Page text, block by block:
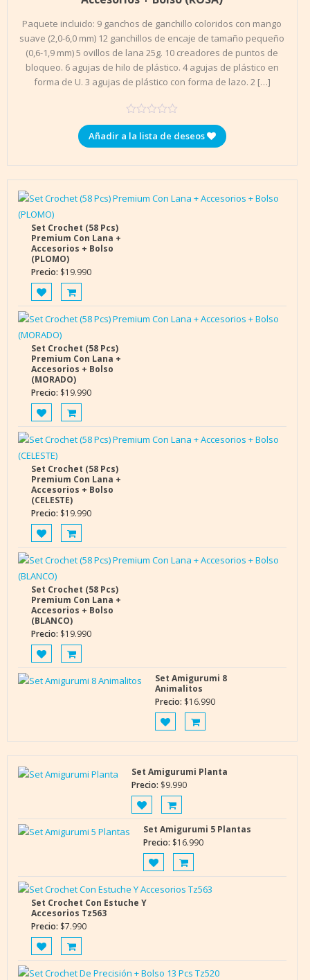
Paquete incluido: 9 ganchos de ganchillo coloridos con mango
suave (2,0-6,0 mm) 12 ganchillos de encaje de tamaño pequeño
(0,6-1,9 mm) 5 ovillos de lana 25g. 10 creadores de puntos de
bloqueo. 6 agujas de hilo de plástico. 4 agujas de plástico en
forma de U. 3 agujas de plástico con forma de lazo. 2 […]
Añadir a la lista de deseos
Set Crochet (58 Pcs)
Premium Con Lana +
Accesorios + Bolso
(PLOMO)
Precio: $19.990
Set Crochet (58 Pcs)
Premium Con Lana +
Accesorios + Bolso
(MORADO)
Precio: $19.990
Set Crochet (58 Pcs)
Premium Con Lana +
Accesorios + Bolso
(CELESTE)
Precio: $19.990
Set Crochet (58 Pcs)
Premium Con Lana +
Accesorios + Bolso
(BLANCO)
Precio: $19.990
Set Amigurumi 8
Animalitos
Precio: $16.990
Set Amigurumi Planta
Precio: $9.990
Set Amigurumi 5 Plantas
Precio: $16.990
Set Crochet Con Estuche Y
Accesorios Tz563
Precio: $7.990